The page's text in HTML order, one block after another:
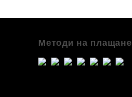
Методи на плащане